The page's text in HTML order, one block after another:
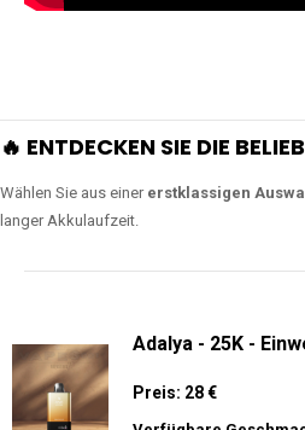
🔥 ENTDECKEN SIE DIE
Wählen Sie aus einer erstklassigen
langer Akkulaufzeit.
Adalya - 25K -
Preis: 28 €